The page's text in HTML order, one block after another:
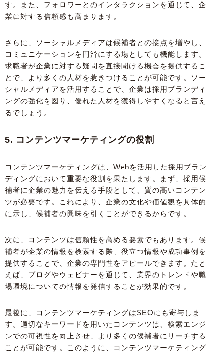
す。また、フォロワーとのインタラクションを通じて、企
業に対する信頼感も高まります。
さらに、ソーシャルメディアは候補者との接点を増やし、
コミュニケーションを円滑にする場としても機能します。
求職者が企業に対する疑問を直接聞ける機会を提供するこ
とで、より多くの人材を惹きつけることが可能です。ソー
シャルメディアを活用することで、企業は採用ブランディ
ングの強化を図り、優れた人材を獲得しやすくなると言え
るでしょう。
5. コンテンツマーケティングの役割
コンテンツマーケティングは、Webを活用した採用ブラン
ディングにおいて重要な役割を果たします。まず、採用候
補者に企業の魅力を伝える手段として、質の高いコンテン
ツが必要です。これにより、企業の文化や価値観を具体的
に示し、候補者の興味を引くことができるからです。
次に、コンテンツは信頼性を高める要素でもあります。候
補者が企業の情報を検索する際、役立つ情報や成功事例を
提供することで、企業の専門性をアピールできます。たと
えば、ブログやウェビナーを通じて、業界のトレンドや職
場環境についての情報を発信することが効果的です。
最後に、コンテンツマーケティングはSEOにも寄与しま
す。適切なキーワードを用いたコンテンツは、検索エンジ
ンでの可視性を向上させ、より多くの候補者にリーチする
ことが可能です。このように、コンテンツマーケティング